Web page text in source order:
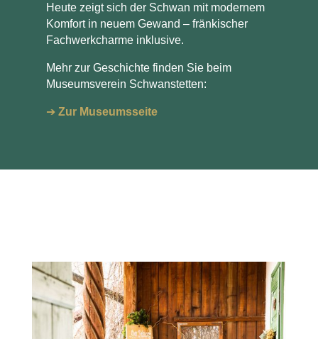
Heute zeigt sich der Schwan mit modernem
Komfort in neuem Gewand – fränkischer
Fachwerkcharme inklusive.
Mehr zur Geschichte finden Sie beim
Museumsverein Schwanstetten:
➔Zur Museumsseite